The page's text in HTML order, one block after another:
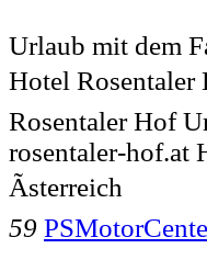
Urlaub mit dem
Hotel Rosentaler
Rosentaler Hof
rosentaler-hof.at
Ãsterreich
59